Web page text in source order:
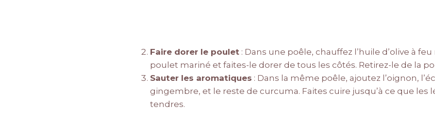
Faire dorer le poulet : Dans une poêle, chauffez l’huile d’olive à
poulet mariné et faites-le dorer de tous les côtés. Retirez-le de la
Sauter les aromatiques : Dans la même poêle, ajoutez l’oignon,
gingembre, et le reste de curcuma. Faites cuire jusqu’à ce que les
tendres.